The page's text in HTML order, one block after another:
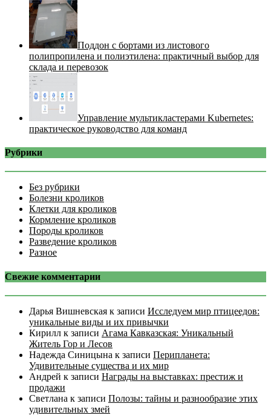
Поддон с бортами из листового
полипропилена и полиэтилена: практичный выбор для
склада и перевозок
Управление мультикластерами Kubernetes:
практическое руководство для команд
Рубрики
Без рубрики
Болезни кроликов
Клетки для кроликов
Кормление кроликов
Породы кроликов
Разведение кроликов
Разное
Свежие комментарии
Дарья Вишневская к записи Исследуем мир птицеедов:
уникальные виды и их привычки
Кирилл к записи Агама Кавказская: Уникальный
Житель Гор и Лесов
Надежда Синицына к записи Перипланета:
Удивительные существа и их мир
Андрей к записи Награды на выставках: престиж и
продажи
Светлана к записи Полозы: тайны и разнообразие этих
удивительных змей